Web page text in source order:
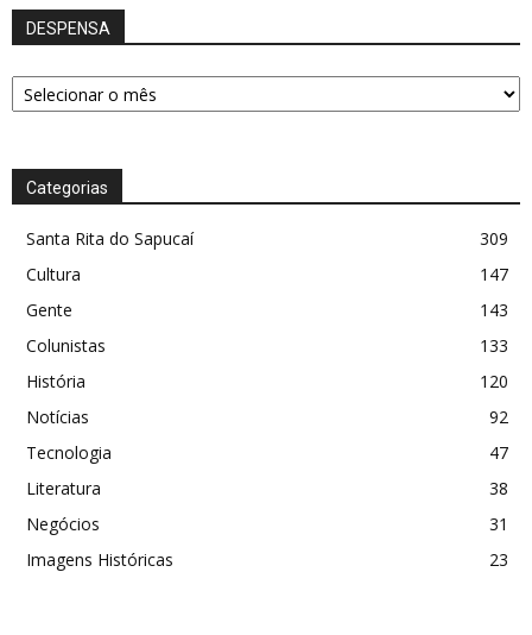
DESPENSA
DESPENSA
Categorias
Santa Rita do Sapucaí
309
Cultura
147
Gente
143
Colunistas
133
História
120
Notícias
92
Tecnologia
47
Literatura
38
Negócios
31
Imagens Históricas
23